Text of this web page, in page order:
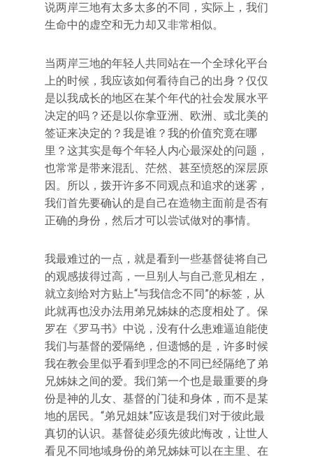
说两岸三地有太多太多的不同，实际上，我们
生命中的虚空和无力却又非常相似。
当两岸三地的年轻人共同站在一个全球化平台
上的时候，我应该如何看待自己的出身？仅仅
是以我成长的地区在某个年代的社会发展水平
决定的吗？还是以你拿亚洲、欧洲、或北美的
签证来决定的？我是谁？我的价值究竟在哪
里？这其实是每个年轻人内心最深处的问题，
也常常是带来混乱、茫然、甚至愤怒的深层原
因。所以，拨开许多不同观点和追求的迷雾，
我们首先要确认的是自己在造物主面前是否有
正确的身份，然后才可以尝试做对的事情。
我最难过的一点，就是看到一些基督徒将自己
的观感拔得过高，一旦别人与自己意见相左，
就立刻给对方贴上“与我信念不同”的标签，从
此就再也没办法用弟兄姊妹的态度相处了。保
罗在《罗马书》中说，没有什么患难逼迫能使
我们与基督的爱隔绝，但遗憾的是，许多时候
我在教会里似乎看到理念的不同已经隔绝了弟
兄姊妹之间的爱。我们第一个也是最重要的身
份是神的儿女、基督的门徒和身体，而不是某
地的居民。“弟兄姐妹”应该是我们对于彼此最
真切的认识。基督徒必须先彼此悔改，让世人
看见不同地域身份的弟兄姊妹可以在主里、在